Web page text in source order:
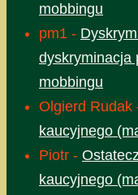
mobbingu
pm1 -
dyskryminacja
mobbingu
Olgierd Rudak
kaucyjnego
Piotr -
kaucyjnego